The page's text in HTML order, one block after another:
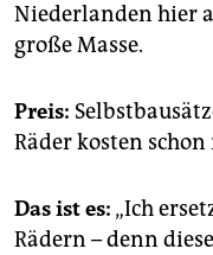
Niederlanden hier
große Masse.
Preis:
Räder kosten
Das ist es: „Ich
Rädern – denn